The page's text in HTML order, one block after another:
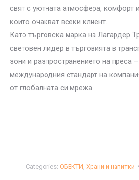
свят с уютната атмосфера, комфорт
които очакват всеки клиент.
Като търговска марка на Лагардер
световен лидер в търговията в
зони и разпространението на преса
международния стандарт на
от глобалната си мрежа.
Categories: ОБЕКТИ Храни и напитки